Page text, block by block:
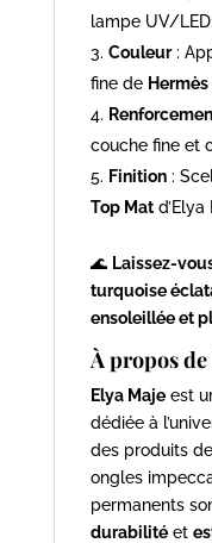
lampe UV/LED.
Couleur:
fine de Hermès
couche fine et
Finition:
Top Matd’Elya
🌊 Laissez-
turquoise
ensoleillée et
À propos
Elya Majeest
dédiée à
des produits
ongles
permanents
durabilitéet